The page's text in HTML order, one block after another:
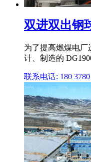
双进双出钢
为了提高燃煤电厂
计、制造的
联系电话: 180 3780